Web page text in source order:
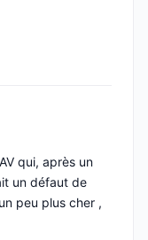
qui, après un
un défaut de
peu plus cher ,